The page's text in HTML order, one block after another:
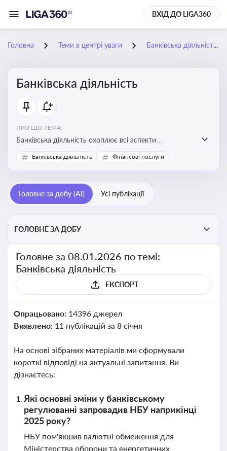
ВХІД ДО LIGA360
Головна Теми в центрі уваги Банківська діяльність
Банківська діяльність
ПРО ЩО ТЕМА:
Банківська діяльність охоплює всі аспекти
регулювання, нагляду та ліцензування банківських
установ
Банківська діяльність Фінансові послуги
Головне за добу (AI) Усі публікації
ГОЛОВНЕ ЗА ДОБУ
Головне за 08.01.2026 по темі:
Банківська діяльність
ЕКСПОРТ
Опрацьовано: 14396 джерел
Виявлено: 11 публікацій за 8 січня
На основі зібраних матеріалів ми сформували
короткі відповіді на актуальні запитання. Ви
дізнаєтесь:
Які основні зміни у банківському
регулюванні запровадив НБУ наприкінці
2025 року?
НБУ пом'якшив валютні обмеження для
Міністерства оборони та енергетичних